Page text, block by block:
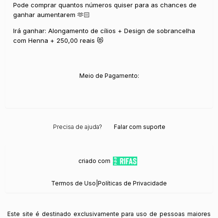
Pode comprar quantos números quiser para as chances de
ganhar aumentarem 🫶🏻
Irá ganhar: Alongamento de cílios + Design de sobrancelha
com Henna + 250,00 reais 😻
Meio de Pagamento:
Precisa de ajuda? Falar com suporte
criado com
Termos de Uso Políticas de Privacidade
Este site é destinado exclusivamente para uso de pessoas maiores